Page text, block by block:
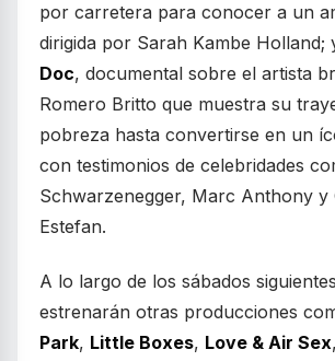
por carretera para conocer a un
dirigida por Sarah Kambe Holland;
Doc, documental sobre el artista
Romero Britto que muestra su
pobreza hasta convertirse en un
con testimonios de celebridades
Schwarzenegger, Marc Anthony y
Estefan.
A lo largo de los sábados
estrenarán otras producciones
Park, Little Boxes, Love & Air Sex,